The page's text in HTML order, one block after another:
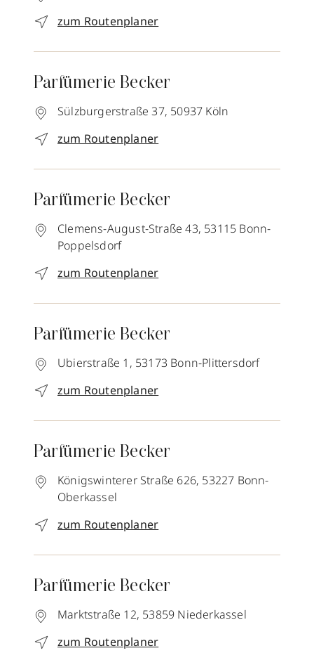
zum Routenplaner
Parfümerie Becker
Sülzburgerstraße 37, 50937 Köln
zum Routenplaner
Parfümerie Becker
Clemens-August-Straße 43, 53115 Bonn-
Poppelsdorf
zum Routenplaner
Parfümerie Becker
Ubierstraße 1, 53173 Bonn-Plittersdorf
zum Routenplaner
Parfümerie Becker
Königswinterer Straße 626, 53227 Bonn-
Oberkassel
zum Routenplaner
Parfümerie Becker
Marktstraße 12, 53859 Niederkassel
zum Routenplaner